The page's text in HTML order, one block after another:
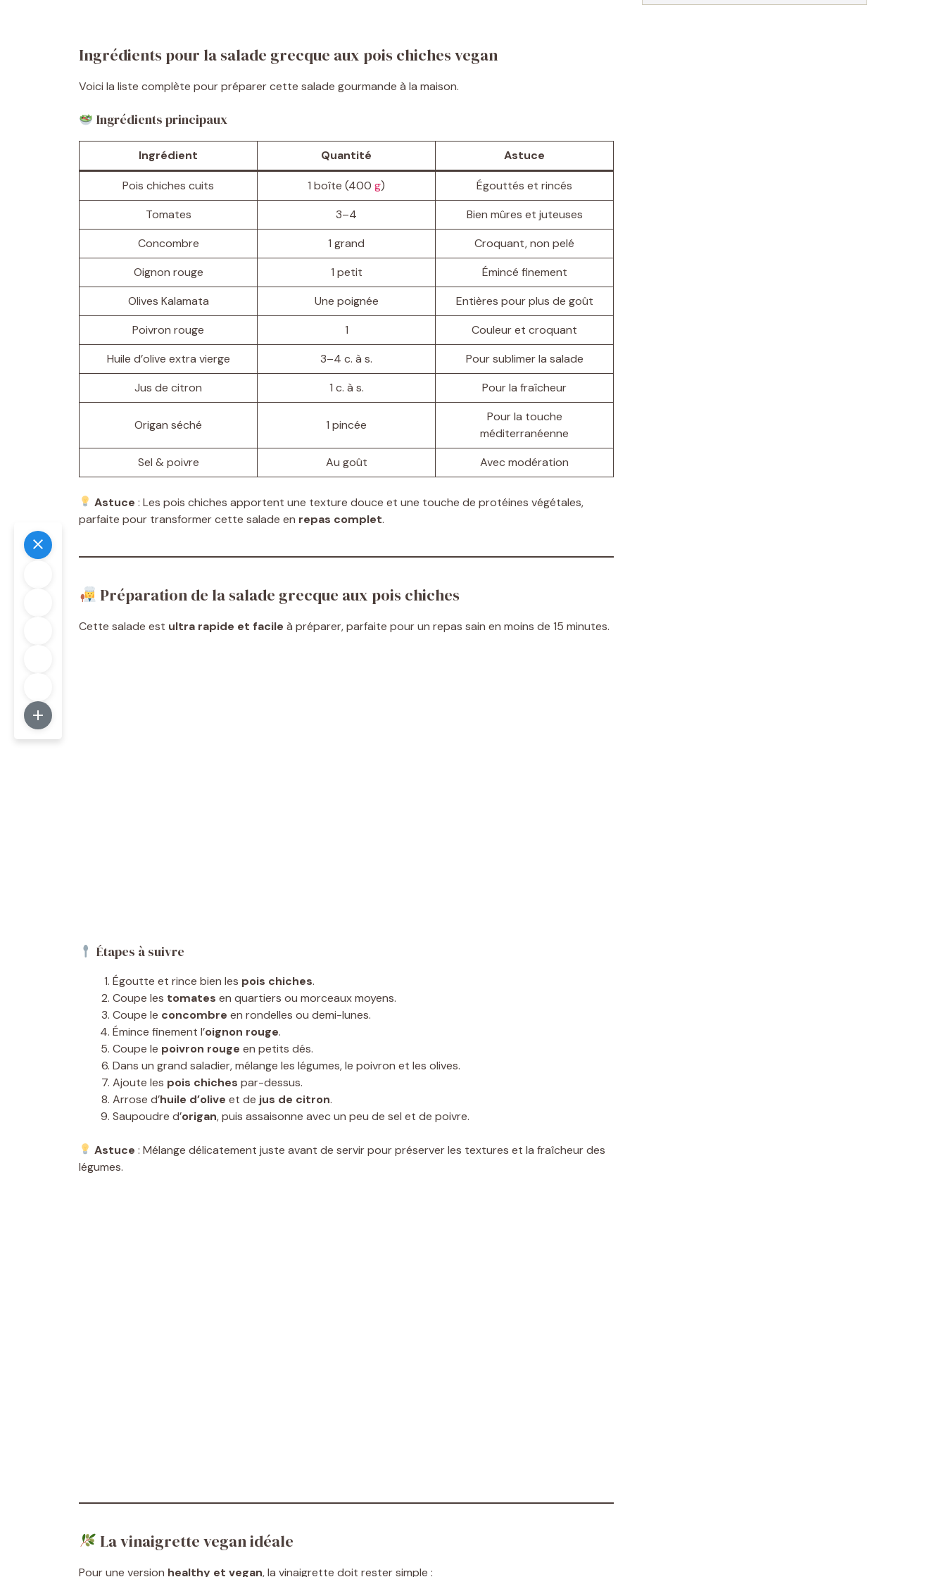
Ingrédients pour la salade grecque aux pois chiches vegan
Voici la liste complète pour préparer cette salade gourmande à la maison.
Ingrédients principaux
Ingrédient Quantité Astuce
Pois chiches cuits 1 boîte (400 g)
Égouttés et rincés
Tomates
3–4
Bien mûres et juteuses
Concombre
1 grand
Croquant, non pelé
Oignon rouge
1 petit
Émincé finement
Olives Kalamata
Une poignée
Entières pour plus de goût
Poivron rouge
1
Couleur et croquant
Huile d’olive extra vierge
3–4 c. à s.
Pour sublimer la salade
Jus de citron
1 c. à s. Pour la fraîcheur
Origan séché 1 pincée
Pour la touche
méditerranéenne
Sel & poivre
Au goût Avec modération
Astuce : Les pois chiches apportent une texture douce et une touche de protéines végétales,
parfaite pour transformer cette salade en repas complet.
Préparation de la salade grecque aux pois chiches
Cette salade est ultra rapide et facile à préparer, parfaite pour un repas sain en moins de 15 minutes.
Étapes à suivre
Égoutte et rince bien les pois chiches.
Coupe les tomates en quartiers ou morceaux moyens.
Coupe le concombre en rondelles ou demi-lunes.
Émince finement l’oignon rouge.
Coupe le poivron rouge en petits dés.
Dans un grand saladier, mélange les légumes, le poivron et les olives.
Ajoute les pois chiches par-dessus.
Arrose d’huile d’olive et de jus de citron.
Saupoudre d’origan, puis assaisonne avec un peu de sel et de poivre.
Astuce : Mélange délicatement juste avant de servir pour préserver les textures et la fraîcheur des
légumes.
La vinaigrette vegan idéale
Pour une version healthy et vegan, la vinaigrette doit rester simple :